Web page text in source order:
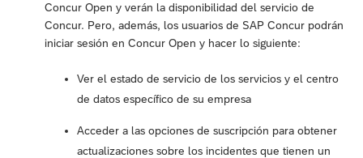
Concur Open y verán la disponibilidad del servicio de
Concur. Pero, además, los usuarios de SAP Concur podrán
iniciar sesión en Concur Open y hacer lo siguiente:
Ver el estado de servicio de los servicios y el centro
de datos específico de su empresa
Acceder a las opciones de suscripción para obtener
actualizaciones sobre los incidentes que tienen un